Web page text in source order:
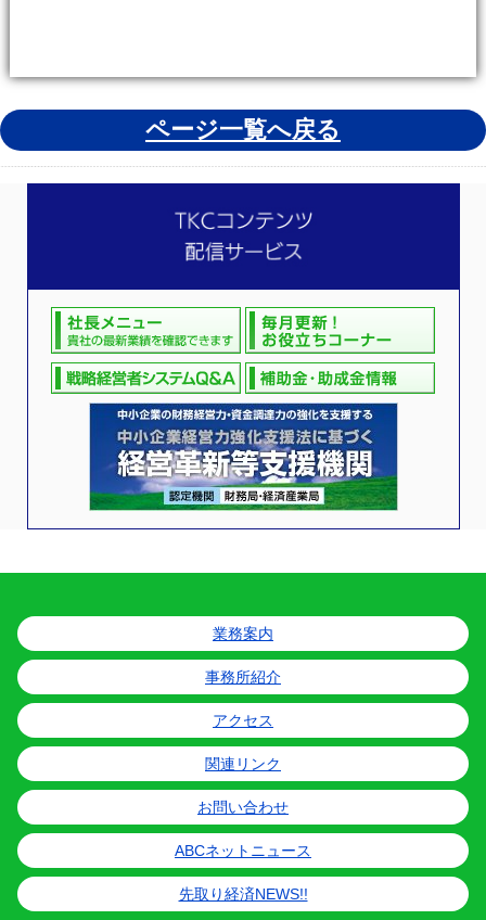
ページ一覧へ戻る
業務案内
事務所紹介
アクセス
関連リンク
お問い合わせ
ABCネットニュース
先取り経済NEWS!!